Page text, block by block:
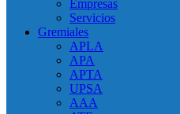
Empresas
Servicios
Gremiales
APLA
APA
APTA
UPSA
AAA